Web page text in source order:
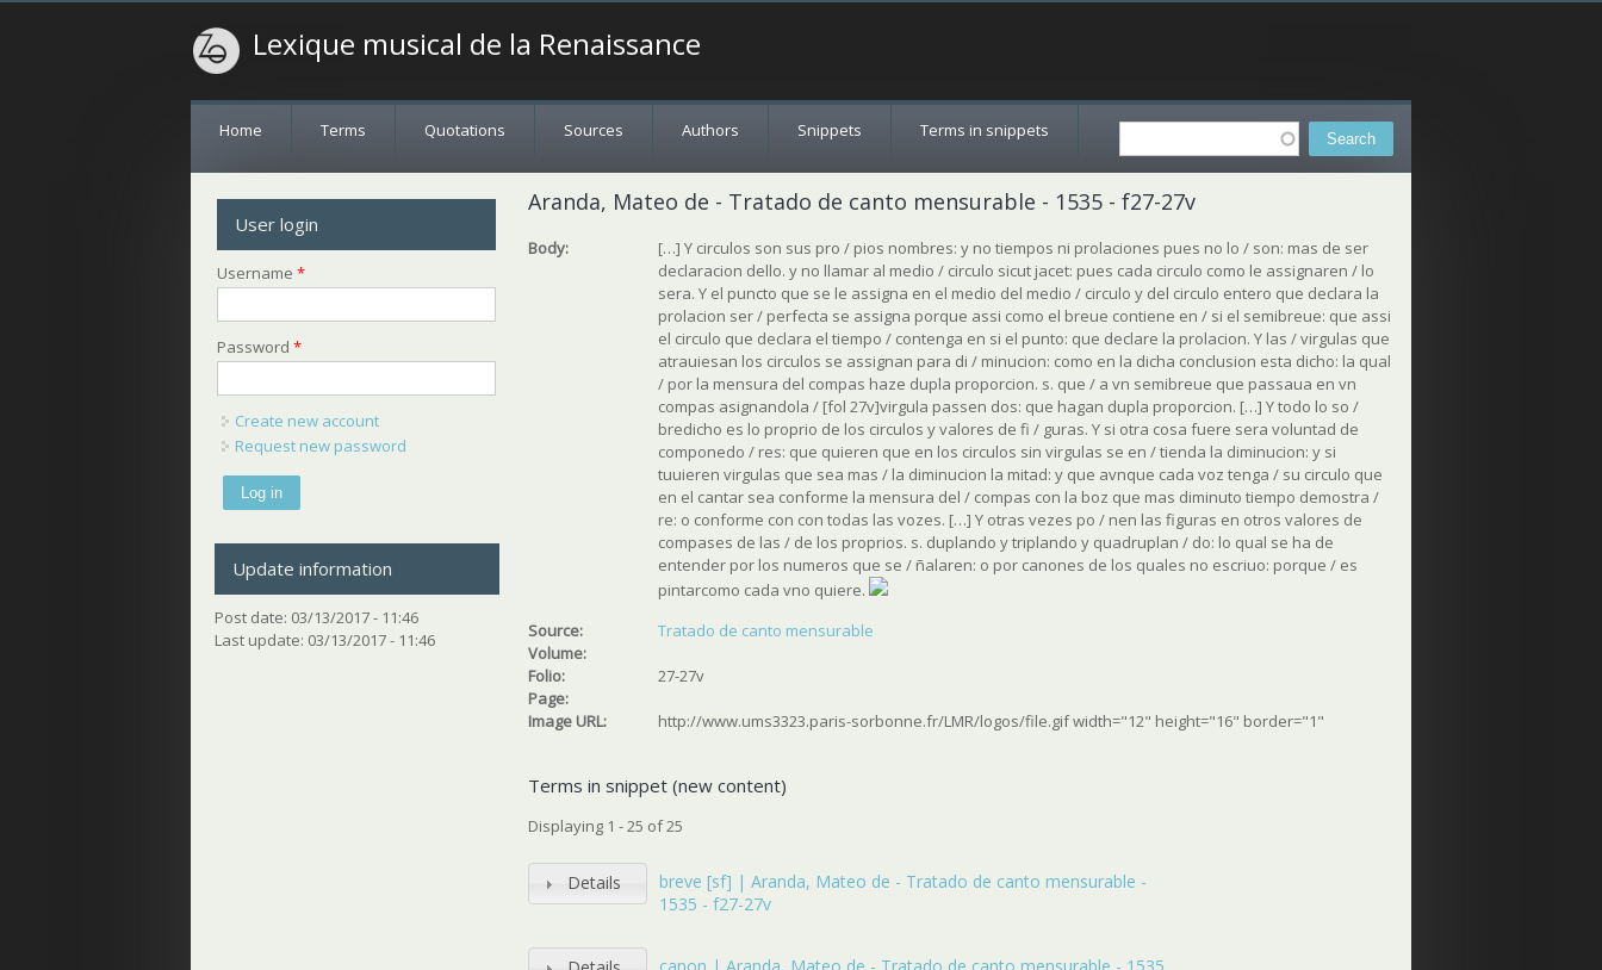
Lexique musical de la Renaissance
Search
Home Terms Quotations Sources Authors Snippets Terms in snippets
Aranda, Mateo de - Tratado de canto mensurable - 1535 - f27-27v
Body:
[…] Y circulos son sus pro / pios nombres: y no tiempos ni prolaciones pues no lo / son: mas de ser
declaracion dello. y no llamar al medio / circulo sicut jacet: pues cada circulo como le assignaren / lo
sera. Y el puncto que se le assigna en el medio del medio / circulo y del circulo entero que declara la
prolacion ser / perfecta se assigna porque assi como el breue contiene en / si el semibreue: que assi
el circulo que declara el tiempo / contenga en si el punto: que declare la prolacion. Y las / virgulas que
atrauiesan los circulos se assignan para di / minucion: como en la dicha conclusion esta dicho: la qual
/ por la mensura del compas haze dupla proporcion. s. que / a vn semibreue que passaua en vn
compas asignandola / [fol 27v]virgula passen dos: que hagan dupla proporcion. […] Y todo lo so /
bredicho es lo proprio de los circulos y valores de fi / guras. Y si otra cosa fuere sera voluntad de
componedo / res: que quieren que en los circulos sin virgulas se en / tienda la diminucion: y si
tuuieren virgulas que sea mas / la diminucion la mitad: y que avnque cada voz tenga / su circulo que
en el cantar sea conforme la mensura del / compas con la boz que mas diminuto tiempo demostra /
re: o conforme con con todas las vozes. […] Y otras vezes po / nen las figuras en otros valores de
compases de las / de los proprios. s. duplando y triplando y quadruplan / do: lo qual se ha de
entender por los numeros que se / ñalaren: o por canones de los quales no escriuo: porque / es
pintarcomo cada vno quiere.
Source:
Tratado de canto mensurable
Volume:
Folio:
27-27v
Page:
Image URL:
http://www.ums3323.paris-sorbonne.fr/LMR/logos/file.gif width="12" height="16" border="1"
Terms in snippet (new content)
Displaying 1 - 25 of 25
Details
breve [sf] | Aranda, Mateo de - Tratado de canto mensurable -
1535 - f27-27v
User login
Username*
Password*
Create new account
Request new password
Update information
Post date: 03/13/2017 - 11:46
Last update: 03/13/2017 - 11:46